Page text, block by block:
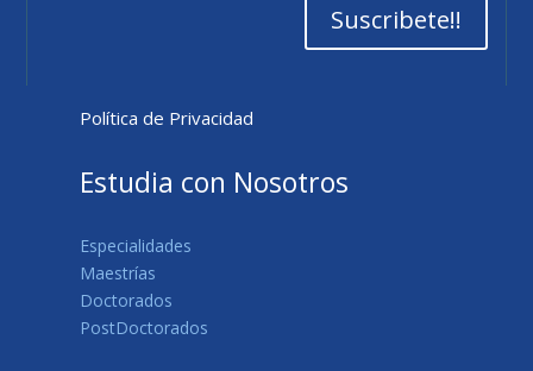
Suscribete!!
Política de Privacidad
Estudia con Nosotros
Especialidades
Maestrías
Doctorados
PostDoctorados